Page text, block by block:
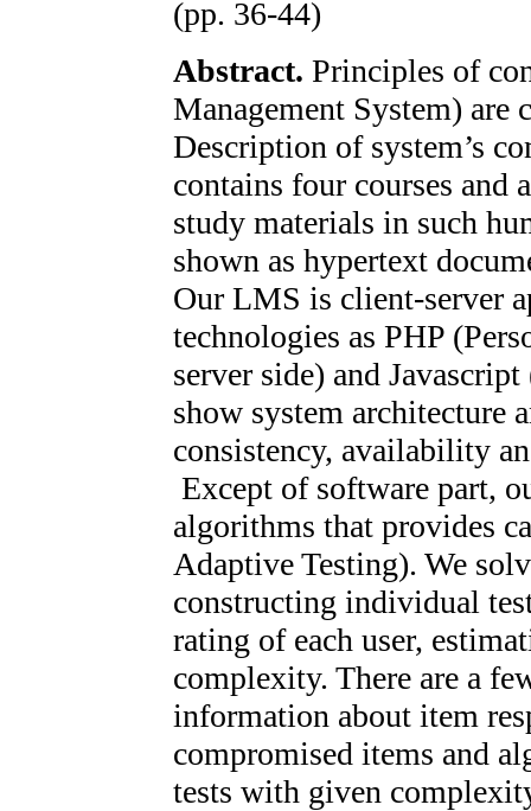
(pp. 36-44)
Abstract. Principles of
Management System) are
Description of system’s
contains four courses and
study materials in such
shown as hypertext
Our LMS is client-server
technologies as PHP
server side) and
show system architecture
consistency, availability
Except of software part,
algorithms that provides
Adaptive Testing). We
constructing individual
rating of each user,
complexity. There are a
information about item
compromised items and
tests with given